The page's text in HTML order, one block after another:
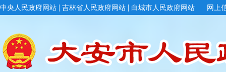
中央人民政府网站 | 吉林省人民政府网站 | 白城市人民政府网站 网上